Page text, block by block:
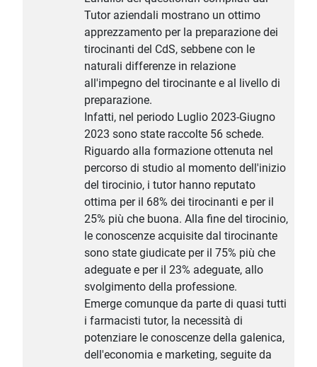
Tutor aziendali mostrano un ottimo
apprezzamento per la preparazione dei
tirocinanti del CdS, sebbene con le
naturali differenze in relazione
all'impegno del tirocinante e al livello di
preparazione.
Infatti, nel periodo Luglio 2023-Giugno
2023 sono state raccolte 56 schede.
Riguardo alla formazione ottenuta nel
percorso di studio al momento dell'inizio
del tirocinio, i tutor hanno reputato
ottima per il 68% dei tirocinanti e per il
25% più che buona. Alla fine del tirocinio,
le conoscenze acquisite dal tirocinante
sono state giudicate per il 75% più che
adeguate e per il 23% adeguate, allo
svolgimento della professione.
Emerge comunque da parte di quasi tutti
i farmacisti tutor, la necessità di
potenziare le conoscenze della galenica,
dell'economia e marketing, seguite da